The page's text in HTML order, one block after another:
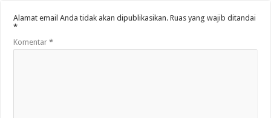
Alamat email Anda tidak akan dipublikasikan. Ruas yang wajib ditandai
*
Komentar*